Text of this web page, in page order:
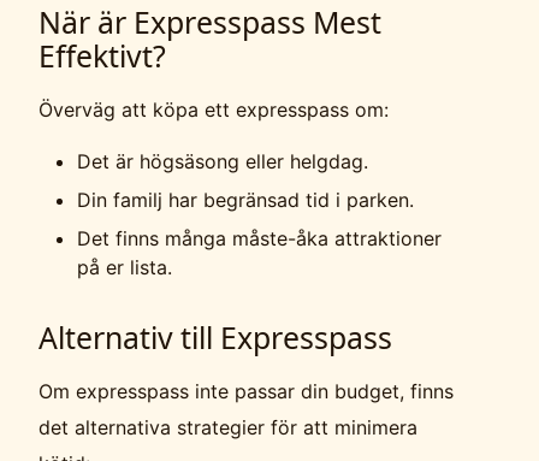
När är Expresspass Mest
Effektivt?
Överväg att köpa ett expresspass om:
Det är högsäsong eller helgdag.
Din familj har begränsad tid i parken.
Det finns många måste-åka attraktioner
på er lista.
Alternativ till Expresspass
Om expresspass inte passar din budget, finns
det alternativa strategier för att minimera